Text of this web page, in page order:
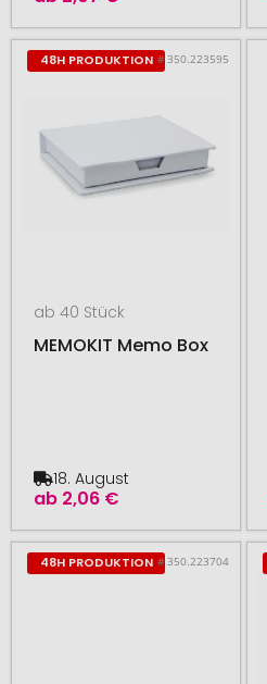
48H PRODUKTION # 350.223595
ab 40 Stück
MEMOKIT Memo Box
ab 2,06 €
18. August
48H PRODUKTION # 350.223704